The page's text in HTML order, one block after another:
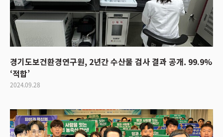
경기도보건환경연구원, 2년간 수산물 검사 결과 공개. 99.9%
‘적합’
2024.09.28